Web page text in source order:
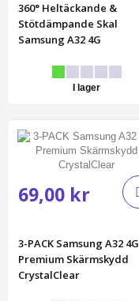
360° Heltäckande &
Stötdämpande Skal
Samsung A32 4G
I lager
69,00 kr
3-PACK Samsung A32 4G
Premium Skärmskydd
CrystalClear